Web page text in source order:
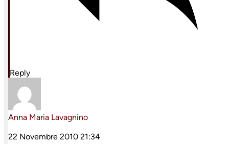
Reply
Anna Maria Lavagnino
22 Novembre 2010 21:34